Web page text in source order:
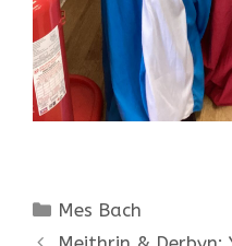
Categories
Mes Bach